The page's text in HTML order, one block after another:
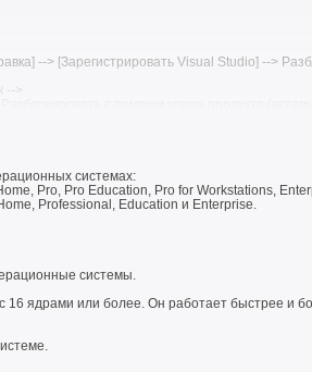
--> [Зарегистрировать Visual Studio] -->
-->
системах:
Pro, Pro Education, Pro for Workstations,
Professional, Education и Enterprise.
системы.
ядрами или более. Он работает быстрее и